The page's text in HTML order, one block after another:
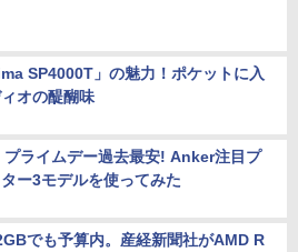
SP4000T」の魅力！ポケットに入
オの醍醐味
ライムデー過去最安! Anker注目プ
ー3モデルを使ってみた
でも予算内。産経新聞社がAMD R